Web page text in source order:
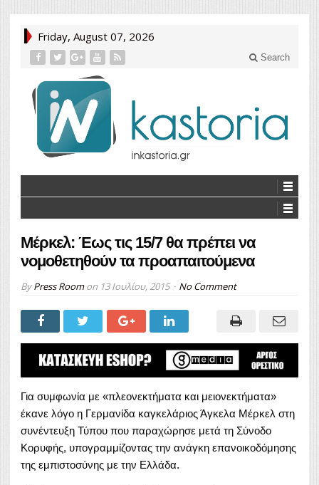
Friday, August 07, 2026
Search
Μέρκελ: Έως τις 15/7 θα πρέπει να
νομοθετηθούν τα προαπαιτούμενα
ByPress Roomon 13 Ιουλίου, 2015 No Comment
Για συμφωνία με «πλεονεκτήματα και μειονεκτήματα»
έκανε λόγο η Γερμανίδα καγκελάριος Άγκελα Μέρκελ στη
συνέντευξη Τύπου που παραχώρησε μετά τη Σύνοδο
Κορυφής, υπογραμμίζοντας την ανάγκη επανοικοδόμησης
της εμπιστοσύνης με την Ελλάδα.